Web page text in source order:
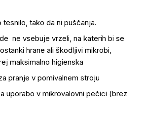
tako da ni puščanja.
ne vsebuje vrzeli, na katerih bi se
hrane ali škodljivi mikrobi,
maksimalno higienska
pranje v pomivalnem stroju
uporabo v mikrovalovni pečici (brez